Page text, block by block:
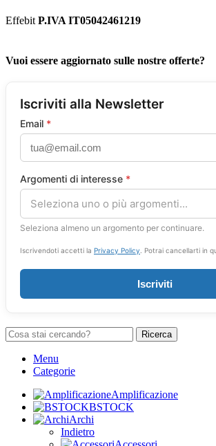
EffebitP.IVA IT05042461219
Vuoi essere aggiornato sulle nostre offerte?
Iscriviti alla Newsletter
Email *
Argomenti di interesse *
Seleziona uno o più argomenti...
Seleziona almeno un argomento per continuare.
Iscrivendoti accetti la Privacy Policy . Potrai cancellarti in
Iscriviti
Ricerca
Menu
Categorie
Amplificazione
BSTOCK
Archi
Indietro